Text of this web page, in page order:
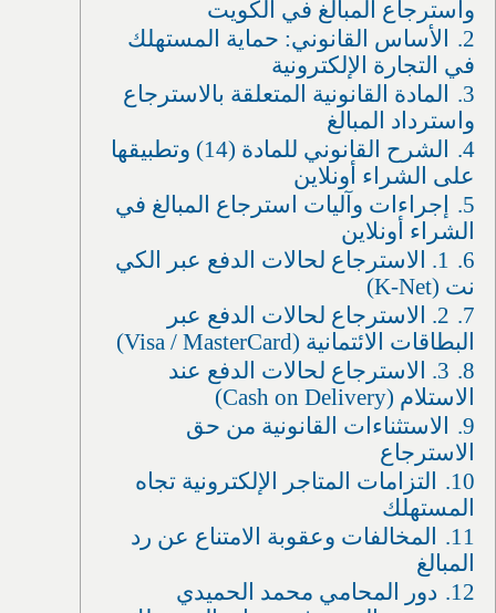
واسترجاع المبالغ في الكويت
2.
الأساس القانوني: حماية المستهلك
في التجارة الإلكترونية
3.
المادة القانونية المتعلقة بالاسترجاع
واسترداد المبالغ
4.
الشرح القانوني للمادة (14) وتطبيقها
على الشراء أونلاين
5.
إجراءات وآليات استرجاع المبالغ في
الشراء أونلاين
6.
1. الاسترجاع لحالات الدفع عبر الكي
نت (K-Net)
7.
2. الاسترجاع لحالات الدفع عبر
البطاقات الائتمانية (Visa / MasterCard)
8.
3. الاسترجاع لحالات الدفع عند
الاستلام (Cash on Delivery)
9.
الاستثناءات القانونية من حق
الاسترجاع
10.
التزامات المتاجر الإلكترونية تجاه
المستهلك
11.
المخالفات وعقوبة الامتناع عن رد
المبالغ
12.
دور المحامي محمد الحميدي